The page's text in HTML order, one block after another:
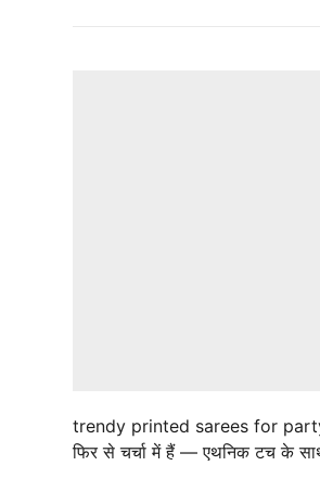
trendy printed sarees for
फिर से चर्चा में हैं — एथनिक टच के